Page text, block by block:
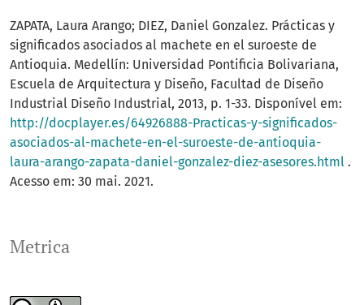
Metrica
ZAPATA, Laura Arango; DIEZ, Daniel Gonzalez. Prácticas y
significados asociados al machete en el suroeste de
Antioquia. Medellín: Universidad Pontificia Bolivariana,
Escuela de Arquitectura y Diseño, Facultad de Diseño
Industrial Diseño Industrial, 2013, p. 1-33. Disponível em:
http://docplayer.es/64926888-Practicas-y-significados-
asociados-al-machete-en-el-suroeste-de-antioquia-
laura-arango-zapata-daniel-gonzalez-diez-asesores.html .
Acesso em: 30 mai. 2021.